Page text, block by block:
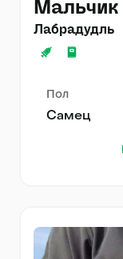
Мальчик
Лабрадудль
Пол
Самец